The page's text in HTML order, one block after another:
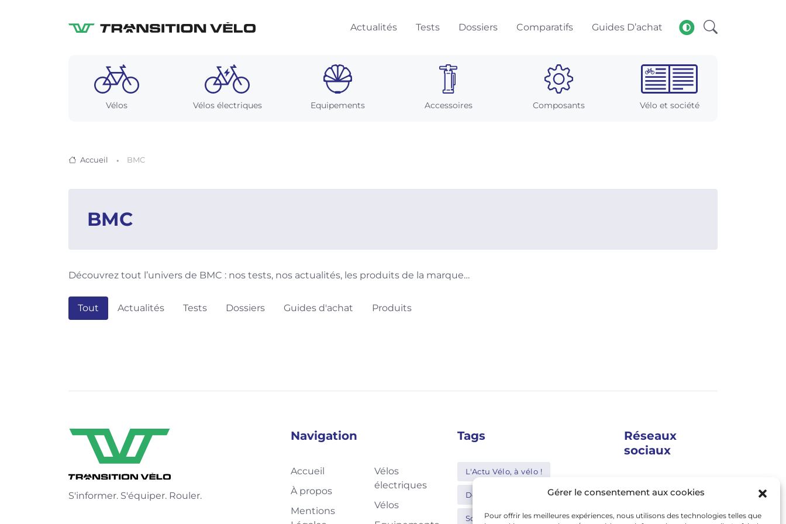
Gérer le consentement aux cookies
Pour offrir les meilleures expériences, nous utilisons des technologies telles que
Actualités Tests Dossiers Comparatifs Guides D’achat
Vélos Vélos électriques Equipements Accessoires Composants Vélo et société
Accueil BMC
BMC
Découvrez tout l’univers de BMC : nos tests, nos actualités, les produits de la marque…
Tout Actualités Tests Dossiers Guides d'achat Produits
S'informer. S'équiper. Rouler.
Navigation
Accueil
À propos
Mentions
Vélos
électriques
Vélos
Tags
L'Actu Vélo, à vélo !
Decathlon Shimano
Schwalbe Bosch
Réseaux
sociaux